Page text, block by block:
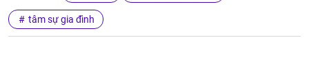
tâm sự gia đình